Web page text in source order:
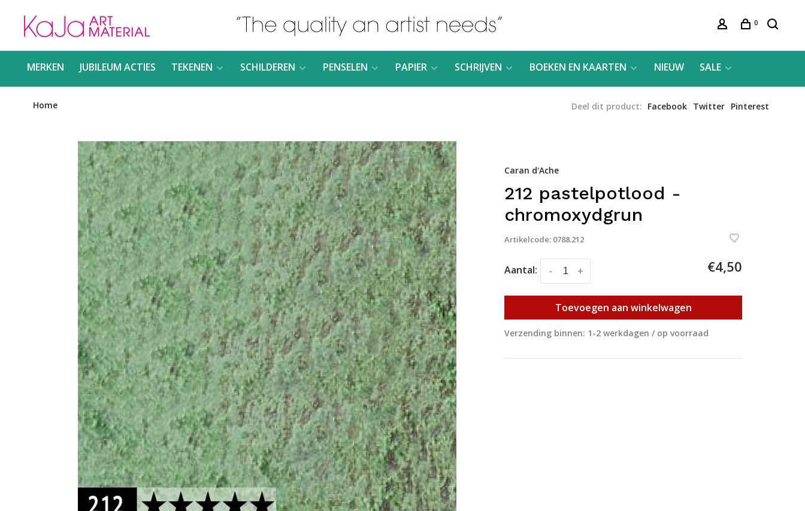
0
MERKEN JUBILEUM ACTIES TEKENEN SCHILDEREN PENSELEN PAPIER SCHRIJVEN BOEKEN EN KAARTEN NIEUW SALE
Home Deel dit product: Facebook Twitter Pinterest
Caran d'Ache
212 pastelpotlood -
chromoxydgrun
Artikelcode: 0788.212
Aantal: +
- €4,50
Toevoegen aan winkelwagen
Verzending binnen: 1-2 werkdagen / op voorraad